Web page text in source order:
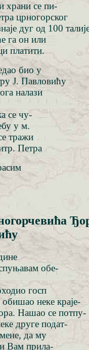
се пи-
црногорског
дуг од 100
га он или
платити.
био у
Ј. Павловићу
налази
се чу-
у м.
тражи
Петра
обе-
госп
неке краје-
Нашао се потпу-
друге подат-
да му
Вам прила-